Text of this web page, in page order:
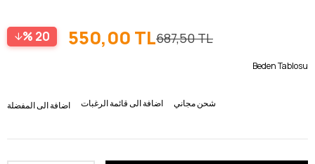
20 687,50 TL
550,00 TL
Beden Tablosu
اضافة الى المفضلة اضافة الى قائمة الرغبات شحن مجاني